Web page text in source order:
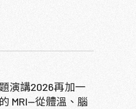
演講2026再加一
MRI—從體溫、腦